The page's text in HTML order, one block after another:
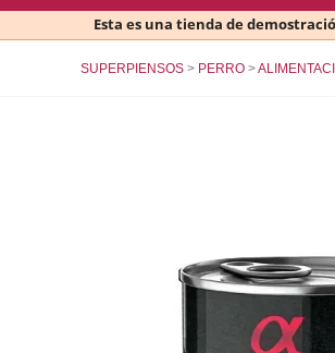
Esta es una tienda de
SUPERPIENSOS PERRO